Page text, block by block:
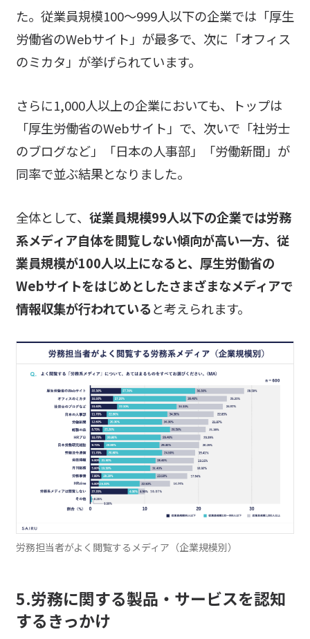
た。従業員規模100～999人以下の企業では「厚生
労働省のWebサイト」が最多で、次に「オフィス
のミカタ」が挙げられています。
さらに1,000人以上の企業においても、トップは
「厚生労働省のWebサイト」で、次いで「社労士
のブログなど」「日本の人事部」「労働新聞」が
同率で並ぶ結果となりました。
全体として、 従業員規模99人以下の企業では労務
系メディア自体を閲覧しない傾向が高い一方、従
業員規模が100人以上になると、厚生労働省の
Webサイトをはじめとしたさまざまなメディアで
情報収集が行われていると考えられます。
労務担当者がよく閲覧するメディア（企業規模別）
5.労務に関する製品・サービスを認知
するきっかけ